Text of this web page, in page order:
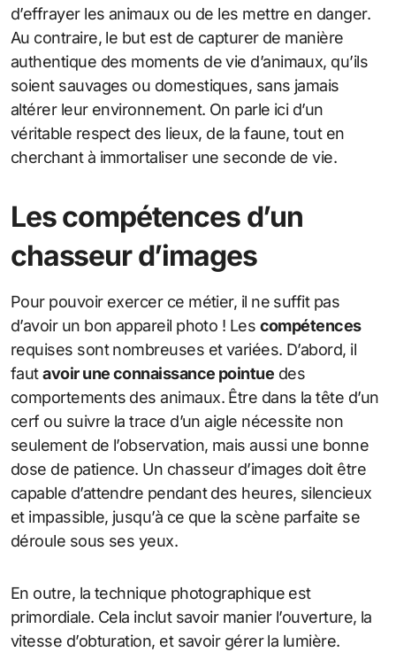
d’effrayer les animaux ou de les mettre en danger.
Au contraire, le but est de capturer de manière
authentique des moments de vie d’animaux, qu’ils
soient sauvages ou domestiques, sans jamais
altérer leur environnement. On parle ici d’un
véritable respect des lieux, de la faune, tout en
cherchant à immortaliser une seconde de vie.
Les compétences d’un
chasseur d’images
Pour pouvoir exercer ce métier, il ne suffit pas
d’avoir un bon appareil photo ! Les compétences
requises sont nombreuses et variées. D’abord, il
fautavoir une connaissance pointue des
comportements des animaux. Être dans la tête d’un
cerf ou suivre la trace d’un aigle nécessite non
seulement de l’observation, mais aussi une bonne
dose de patience. Un chasseur d’images doit être
capable d’attendre pendant des heures, silencieux
et impassible, jusqu’à ce que la scène parfaite se
déroule sous ses yeux.
En outre, la technique photographique est
primordiale. Cela inclut savoir manier l’ouverture, la
vitesse d’obturation, et savoir gérer la lumière.